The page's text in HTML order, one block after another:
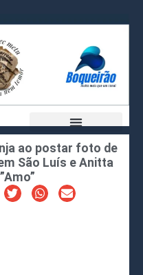
ao postar foto de
São Luís e Anitta